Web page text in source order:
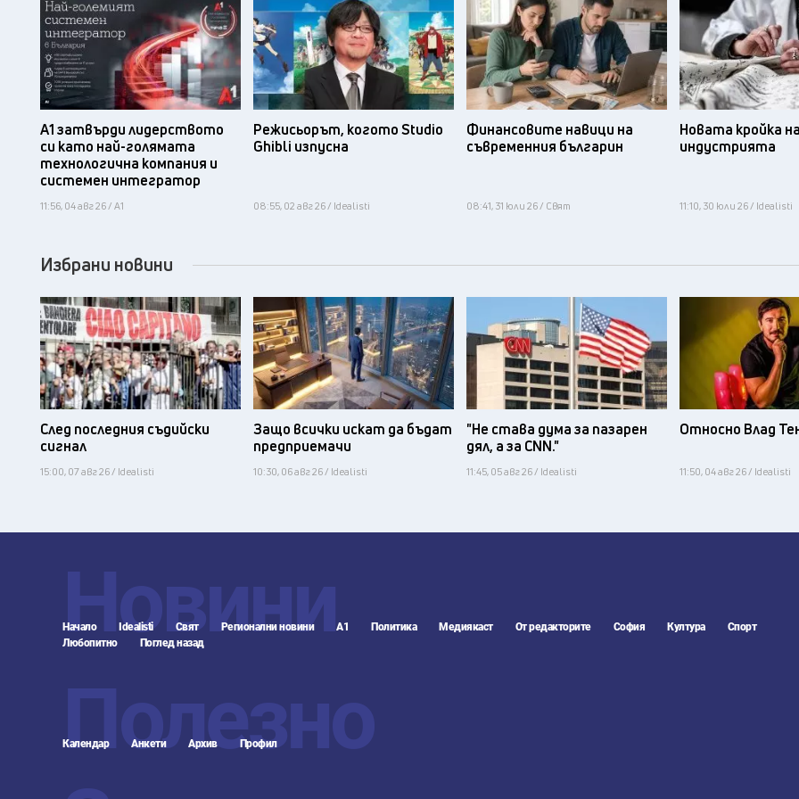
А1 затвърди лидерството
си като най-голямата
технологична компания и
системен интегратор
11:56, 04 авг 26 / А1
Режисьорът, когото Studio
Ghibli изпусна
08:55, 02 авг 26 / Idealisti
Финансовите навици на
съвременния българин
08:41, 31 юли 26 / Свят
Новата кройка
индустрията
11:10, 30 юли 26 / Idealisti
Избрани новини
След последния съдийски
сигнал
15:00, 07 авг 26 / Idealisti
Защо всички искат да бъдат
предприемачи
10:30, 06 авг 26 / Idealisti
"Не става дума за пазарен
дял, а за CNN."
11:45, 05 авг 26 / Idealisti
Относно Влад
11:50, 04 авг 26 / Idealisti
Новини
Начало Idealisti Свят Регионални новини А1 Политика Медиякаст От редакторите София Култура
Спорт
Любопитно
Поглед назад
Полезно
Календар Анкети Архив Профил